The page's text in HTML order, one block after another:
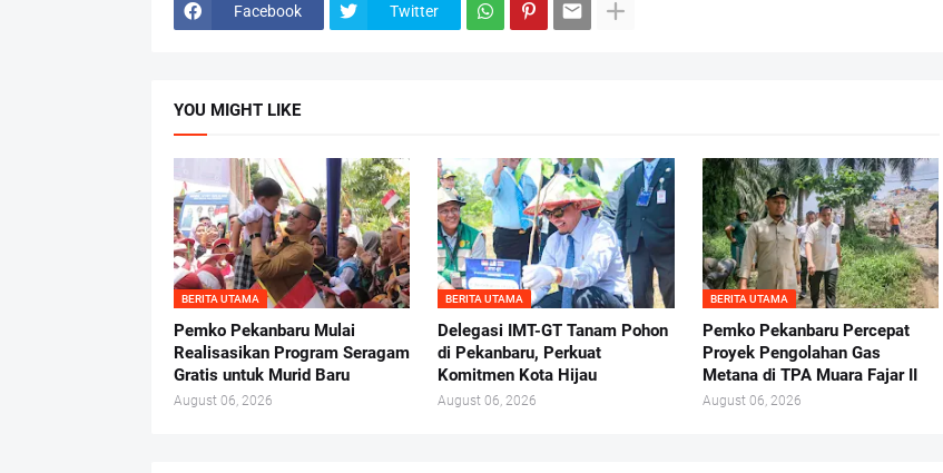
Facebook Twitter
YOU MIGHT LIKE
BERITA UTAMA
Pemko Pekanbaru Mulai
Realisasikan Program Seragam
Gratis untuk Murid Baru
August 06, 2026
BERITA UTAMA
Delegasi IMT-GT Tanam Pohon
di Pekanbaru, Perkuat
Komitmen Kota Hijau
August 06, 2026
BERITA UTAMA
Pemko Pekanbaru Percepat
Proyek Pengolahan Gas
Metana di TPA Muara Fajar II
August 06, 2026